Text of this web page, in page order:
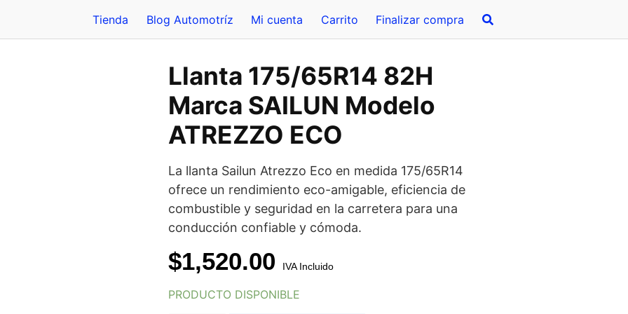
Tienda Blog Automotríz Mi cuenta Carrito Finalizar compra
Llanta 175/65R14 82H
Marca SAILUN Modelo
ATREZZO ECO
La llanta Sailun Atrezzo Eco en medida 175/65R14
ofrece un rendimiento eco-amigable, eficiencia de
combustible y seguridad en la carretera para una
conducción confiable y cómoda.
$1,520.00 IVA Incluido
PRODUCTO DISPONIBLE